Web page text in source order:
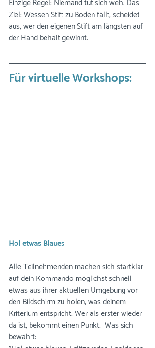
Einzige Regel: Niemand tut sich weh. Das
Ziel: Wessen Stift zu Boden fällt, scheidet
aus, wer den eigenen Stift am längsten auf
der Hand behält gewinnt.
Für virtuelle Workshops:
Hol etwas Blaues
Alle Teilnehmenden machen sich startklar
auf dein Kommando möglichst schnell
etwas aus ihrer aktuellen Umgebung vor
den Bildschirm zu holen, was deinem
Kriterium entspricht. Wer als erster wieder
da ist, bekommt einen Punkt.  Was sich
bewährt: